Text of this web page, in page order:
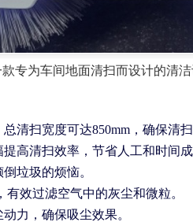
专为车间地面清扫而设计的
清扫宽度可达850mm，确保清
高清扫效率，节省人工和时间成
垃圾的烦恼。
效过滤空气中的灰尘和微粒。
力，确保吸尘效果。